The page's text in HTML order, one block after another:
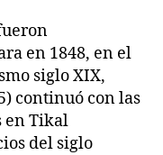
en 1848, en el
siglo XIX,
continuó con las
en Tikal
del siglo